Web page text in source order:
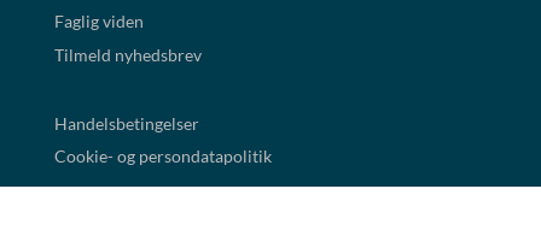
Faglig viden
Tilmeld nyhedsbrev
Handelsbetingelser
Cookie- og persondatapolitik